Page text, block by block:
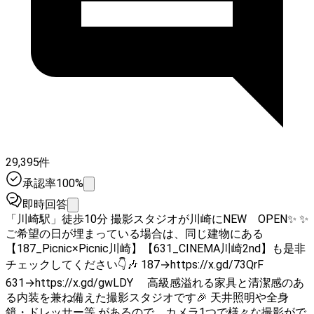
29,395件
承認率100%
即時回答
「川崎駅」徒歩10分 撮影スタジオが川崎にNEW OPEN✨ ✨️
ご希望の日が埋まっている場合は、同じ建物にある
【187_Picnic×Picnic川崎】【631_CINEMA川崎2nd】も是非
チェックしてください👇️🎶 187→https://x.gd/73QrF
631→https://x.gd/gwLDY 高級感溢れる家具と清潔感のあ
る内装を兼ね備えた撮影スタジオです🎉 天井照明や全身